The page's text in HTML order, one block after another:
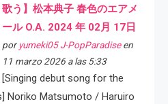
歌う】松本典子 春色のエアメ
ール O.A. 2024 年 02月 17日
por yumeki05 J-PopParadiseen
11 marzo 2026 a las 5:33
[Singing debut song for the
Noriko Matsumoto / Haruiro